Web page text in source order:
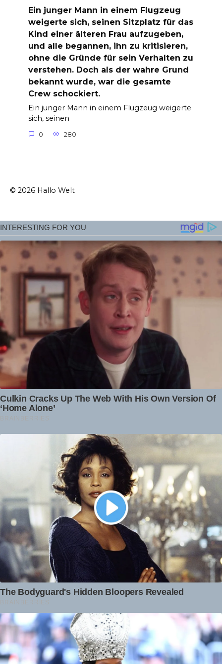
Ein junger Mann in einem Flugzeug
weigerte sich, seinen Sitzplatz für das
Kind einer älteren Frau aufzugeben,
und alle begannen, ihn zu kritisieren,
ohne die Gründe für sein Verhalten zu
verstehen. Doch als der wahre Grund
bekannt wurde, war die gesamte
Crew schockiert.
Ein junger Mann in einem Flugzeug weigerte
sich, seinen
0 280
© 2026 Hallo Welt